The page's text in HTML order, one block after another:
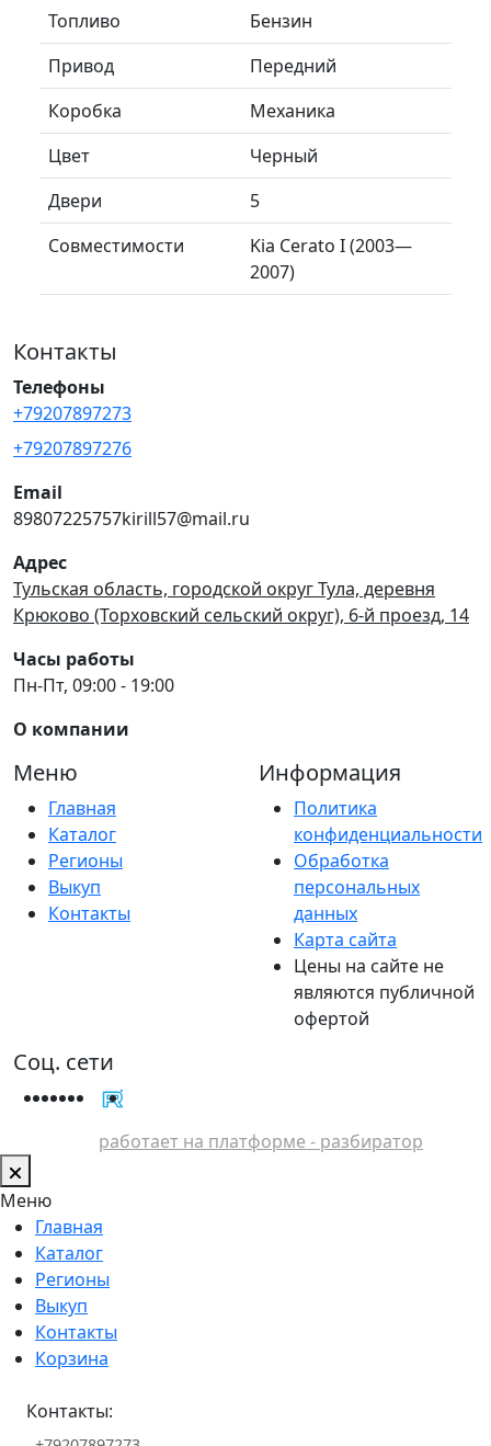
Топливо
Бензин
Привод
Передний
Коробка
Механика
Цвет
Черный
Двери
5
Совместимости
Kia Cerato I (2003—
2007)
Контакты
Телефоны
+79207897273
+79207897276
Email
89807225757kirill57@mail.ru
Адрес
Тульская область, городской округ Тула, деревня
Крюково (Торховский сельский округ), 6-й проезд, 14
Часы работы
Пн-Пт, 09:00 - 19:00
О компании
Меню
Главная
Каталог
Регионы
Выкуп
Контакты
Информация
Политика
конфиденциальности
Обработка
персональных
данных
Карта сайта
Цены на сайте не
являются публичной
офертой
Соц. сети
работает на платформе - разбиратор
Меню
Главная
Каталог
Регионы
Выкуп
Контакты
Корзина
Контакты: